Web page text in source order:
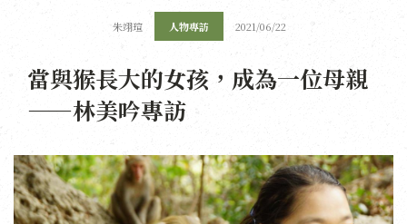
朱翊瑄 人物專訪 2021/06/22
當與猴長大的女孩，成為一位母親
——林美吟專訪